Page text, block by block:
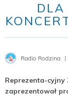
DLA
Radio Rodzina
Reprezenta-cyjny
zaprezentował